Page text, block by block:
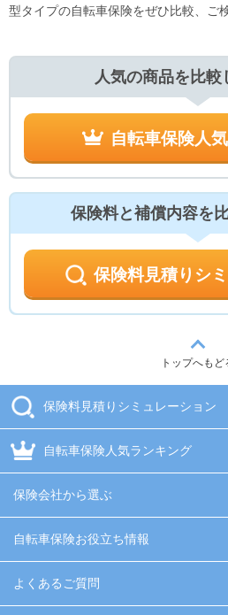
型タイプの自転車保険をぜひ比較、ご
人気の商品を比較
自転車保険人
保険料と補償内容を
保険料見積りシ
トップへもど
保険料見積りシミュレーション
自転車保険人気ランキング
保険会社から選ぶ
自転車保険お役立ち情報
よくあるご質問